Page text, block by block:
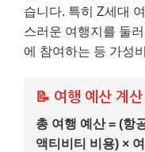
습니다. 특히 Z세대
스러운 여행지를 둘
에 참여하는 등 가성
📝 여행 예산 계산
총 여행 예산 = (항
액티비티 비용) ×